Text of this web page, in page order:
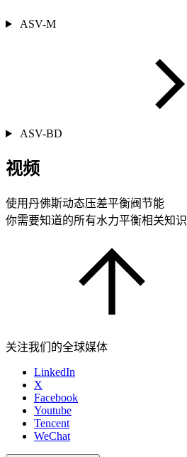
ASV-M
ASV-BD
视频
使用丹佛斯动态压差平衡阀节能
你需要知道的所有水力平衡相关知识
关注我们的全球媒体
LinkedIn
X
Facebook
Youtube
Tencent
WeChat